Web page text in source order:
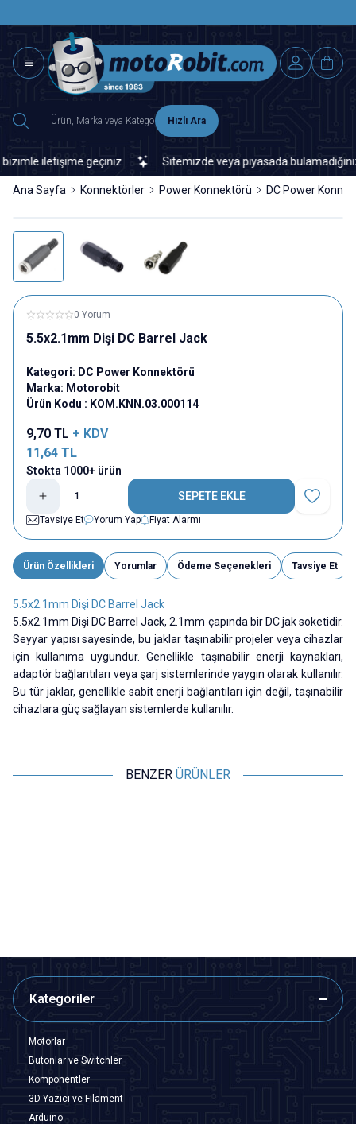
Hızlı Ara
iletişime geçiniz. Sitemizde veya piyasada bulamadığınız
Ana Sayfa Konnektörler Power Konnektörü DC Power
0 Yorum
5.5x2.1mm Dişi DC Barrel Jack
Kategori: DC Power Konnektörü
Marka: Motorobit
Ürün Kodu : KOM.KNN.03.000114
9,70 TL + KDV
11,64 TL
Stokta 1000+ ürün
SEPETE EKLE
Favoriye
Tavsiye Et
Yorum Yap Fiyat Alarmı
Ürün Özellikleri Yorumlar Ödeme Seçenekleri Tavsiye Et
5.5x2.1mm Dişi DC Barrel Jack
5.5x2.1mm Dişi DC Barrel Jack,2.1mm çapında bir DC jak soketidir.
Seyyar yapısı sayesinde, bu jaklar taşınabilir projeler veya cihazlar
için kullanıma uygundur. Genellikle taşınabilir enerji kaynakları,
adaptör bağlantıları veya şarj sistemlerinde yaygın olarak kullanılır.
Bu tür jaklar, genellikle sabit enerji bağlantıları için değil, taşınabilir
cihazlara güç sağlayan sistemlerde kullanılır.
BENZER ÜRÜNLER
Kategoriler
Motorlar
Butonlar ve Switchler
Komponentler
3D Yazıcı ve Filament
Arduino